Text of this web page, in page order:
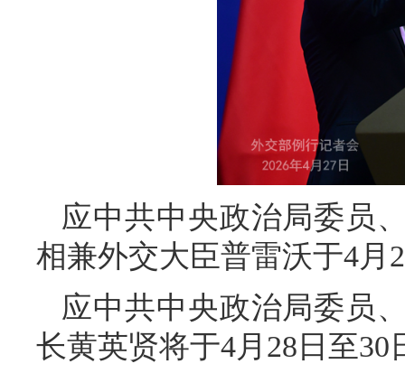
应中共中央政治局委员
相兼外交大臣普雷沃于4月
应中共中央政治局委员
长黄英贤将于4月28日至30